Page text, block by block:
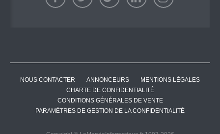
NOUS CONTACTER ANNONCEURS
MENTIONS LÉGALES
CHARTE DE CONFIDENTIALITÉ
CONDITIONS GÉNÉRALES DE VENTE
PARAMÈTRES DE GESTION DE LA CONFIDENTIALITÉ